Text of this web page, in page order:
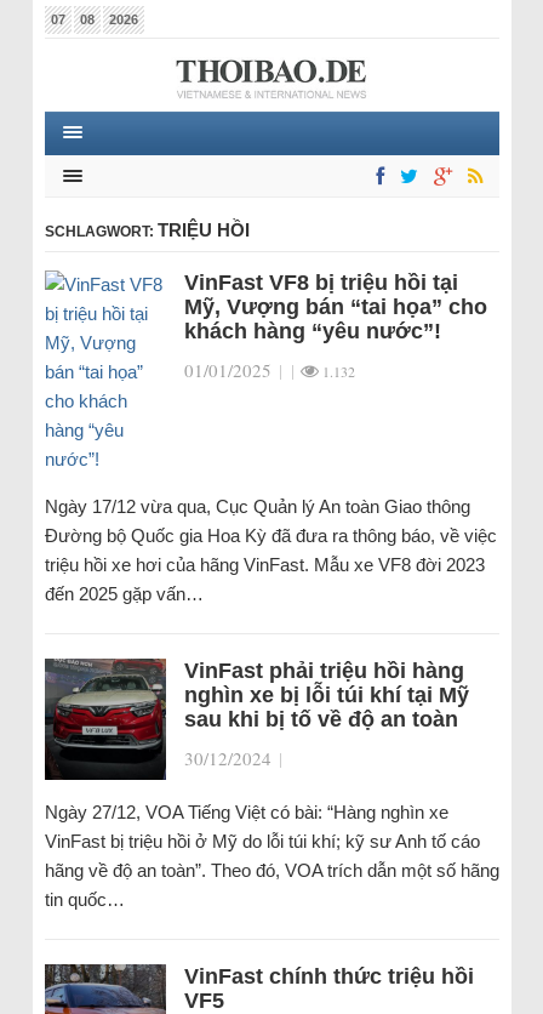
07 08 2026
SCHLAGWORT: TRIỆU HỒI
VinFast VF8 bị triệu hồi tại
Mỹ, Vượng bán “tai họa” cho
khách hàng “yêu nước”!
01/01/2025 | | 1.132
Ngày 17/12 vừa qua, Cục Quản lý An toàn Giao thông
Đường bộ Quốc gia Hoa Kỳ đã đưa ra thông báo, về việc
triệu hồi xe hơi của hãng VinFast. Mẫu xe VF8 đời 2023
đến 2025 gặp vấn…
VinFast phải triệu hồi hàng
nghìn xe bị lỗi túi khí tại Mỹ
sau khi bị tố về độ an toàn
30/12/2024 |
Ngày 27/12, VOA Tiếng Việt có bài: “Hàng nghìn xe
VinFast bị triệu hồi ở Mỹ do lỗi túi khí; kỹ sư Anh tố cáo
hãng về độ an toàn”. Theo đó, VOA trích dẫn một số hãng
tin quốc…
VinFast chính thức triệu hồi
VF5